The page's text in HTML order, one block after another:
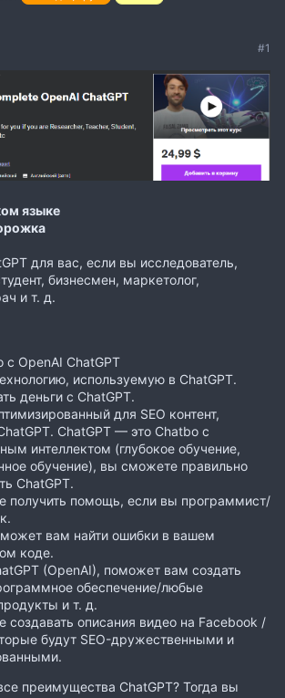
#1
языке
для вас, если вы исследователь,
бизнесмен, маркетолог,
и т. д.
с OpenAI ChatGPT
используемую в ChatGPT.
деньги с ChatGPT.
для SEO контент,
ChatGPT — это Chatbo с
интеллектом (глубокое обучение,
обучение), вы сможете правильно
ChatGPT.
получить помощь, если вы программист/
вам найти ошибки в вашем
коде.
(OpenAI), поможет вам создать
обеспечение/любые
и т. д.
описания видео на Facebook /
будут SEO-дружественными и
преимущества ChatGPT? Тогда вы